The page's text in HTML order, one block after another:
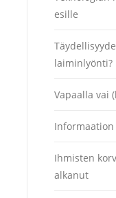
esille
laiminlyönti?
Vapaalla vai
Ihmisten
alkanut